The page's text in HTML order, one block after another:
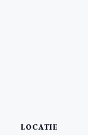
LOCATIE